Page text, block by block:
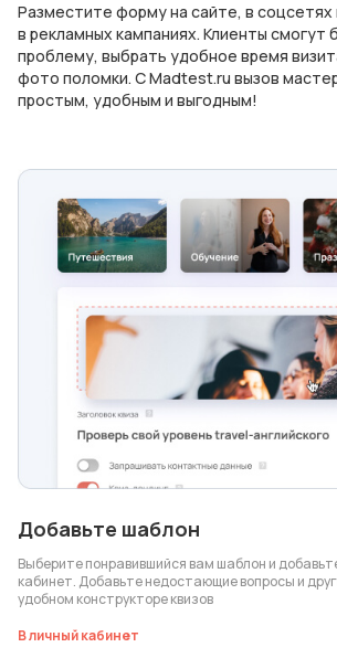
Разместите форму на сайте, в соцсетях
в рекламных кампаниях. Клиенты смогут
проблему, выбрать удобное время
фото поломки. С Madtest.ru вызов
простым, удобным и выгодным!
Добавьте шаблон
Выберите понравившийся вам шаблон и
кабинет. Добавьте недостающие вопросы и
удобном конструкторе квизов
В личный кабинет